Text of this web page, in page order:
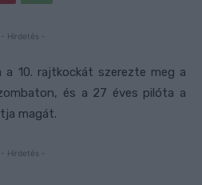
- Hirdetés -
a 10. rajtkockát szerezte meg a
és a 27 éves pilóta a
magát.
- Hirdetés -